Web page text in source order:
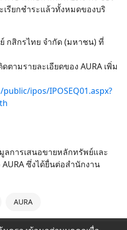
รียกชำระแล้วทั้งหมดของบริ
กสิกรไทย จำกัด (มหาชน) ที่
ามรายละเอียดของ AURA เพิ่ม
ipos/IPOSEQ01.aspx?
ลการเสนอขายหลักทรัพย์และ
ซึ่งได้ยื่นต่อสำนักงาน
AURA